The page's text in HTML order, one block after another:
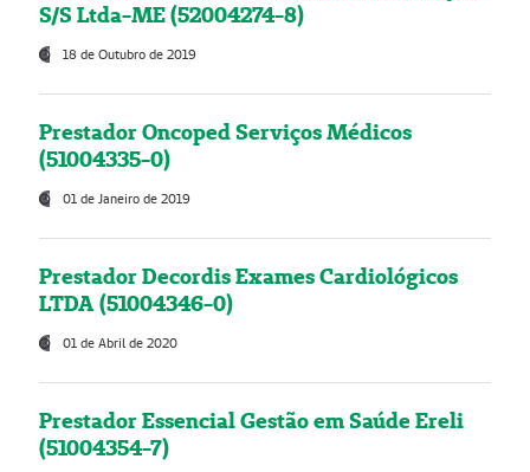
S/S Ltda-ME (52004274-8)
18 de Outubro de 2019
Prestador Oncoped Serviços Médicos
(51004335-0)
01 de Janeiro de 2019
Prestador Decordis Exames Cardiológicos
LTDA (51004346-0)
01 de Abril de 2020
Prestador Essencial Gestão em Saúde Ereli
(51004354-7)